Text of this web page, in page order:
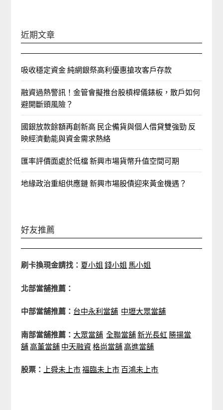
近期文章
吸收穩定資金 純網銀祭高利優惠搶攻客戶存款
融資過熱警訊！金管會擬推台股槓桿儀錶板，散戶如何
避開斷頭風險？
國銀放款餘額再創新高 民企備貨與個人借貸雙強勁 反
映經濟動能與資金需求熱絡
匯率評價面處於低檔 新興市場貨幣升值空間可期
地緣政治重組供應鏈 新興市場股債迎來黃金機遇？
好友推薦
刷卡換現金請找： 夏小姐 錢小姐 馬小姐
北部當舖推薦：
中部當舖推薦： 台中永利當舖 中壢大眾當舖
南部當舖推薦： 大眾當舖 全聯當舖新光長虹 勝揚當
舖高董當舖 中天融資格尚當舖高進當舖
股票： 上舜未上市福臨未上市 百鴻未上市